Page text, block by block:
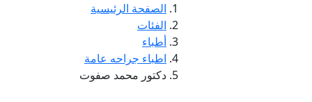
الصفحة الرئيسية
الفئات
أطباء
اطباء جراحه عامة
دكتور محمد صفوت